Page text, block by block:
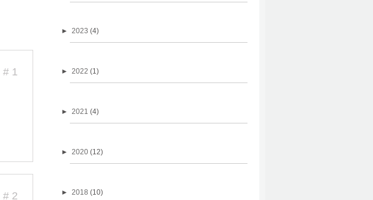
# 1
# 2
► 2023 (4)
► 2022 (1)
► 2021 (4)
► 2020 (12)
► 2018 (10)